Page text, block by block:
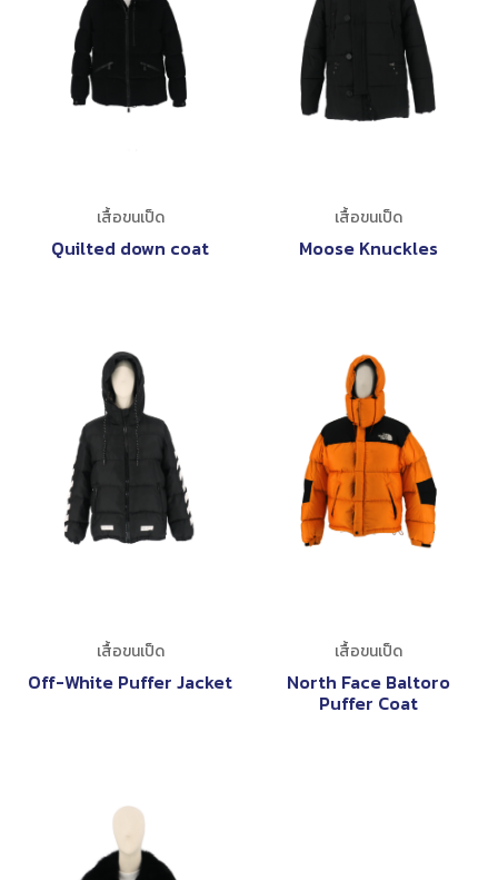
เสื้อขนเป็ด
Quilted down coat
เสื้อขนเป็ด
Moose Knuckles
เสื้อขนเป็ด
Off-White Puffer Jacket
เสื้อขนเป็ด
North Face Baltoro
Puffer Coat